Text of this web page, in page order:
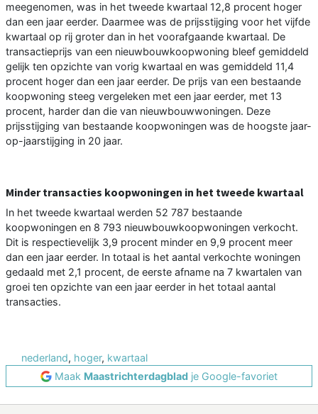
meegenomen, was in het tweede kwartaal 12,8 procent hoger
dan een jaar eerder. Daarmee was de prijsstijging voor het vijfde
kwartaal op rij groter dan in het voorafgaande kwartaal. De
transactieprijs van een nieuwbouwkoopwoning bleef gemiddeld
gelijk ten opzichte van vorig kwartaal en was gemiddeld 11,4
procent hoger dan een jaar eerder. De prijs van een bestaande
koopwoning steeg vergeleken met een jaar eerder, met 13
procent, harder dan die van nieuwbouwwoningen. Deze
prijsstijging van bestaande koopwoningen was de hoogste jaar-
op-jaarstijging in 20 jaar.
Minder transacties koopwoningen in het tweede kwartaal
In het tweede kwartaal werden 52 787 bestaande
koopwoningen en 8 793 nieuwbouwkoopwoningen verkocht.
Dit is respectievelijk 3,9 procent minder en 9,9 procent meer
dan een jaar eerder. In totaal is het aantal verkochte woningen
gedaald met 2,1 procent, de eerste afname na 7 kwartalen van
groei ten opzichte van een jaar eerder in het totaal aantal
transacties.
nederland, hoger, kwartaal
Maak Maastrichterdagblad je Google-favoriet